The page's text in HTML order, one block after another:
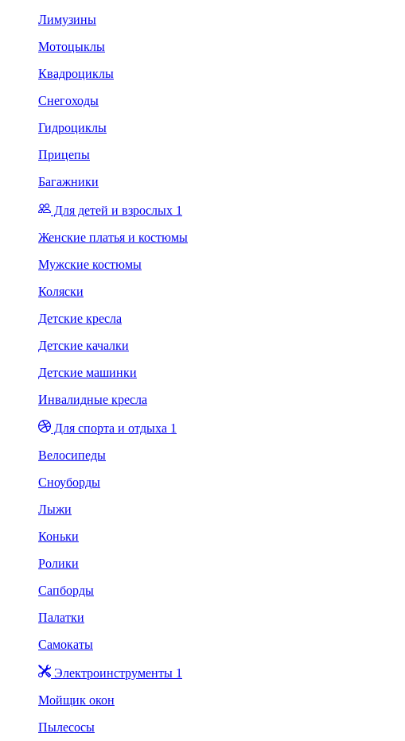
Лимузины
Мотоцыклы
Квадроциклы
Снегоходы
Гидроциклы
Прицепы
Багажники
Для детей и взрослых 1
Женские платья и костюмы
Мужские костюмы
Коляски
Детские кресла
Детские качалки
Детские машинки
Инвалидные кресла
Для спорта и отдыха 1
Велосипеды
Сноуборды
Лыжи
Коньки
Ролики
Сапборды
Палатки
Самокаты
Электроинструменты 1
Мойщик окон
Пылесосы